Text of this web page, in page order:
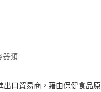
器類
口貿易商，藉由保健食品